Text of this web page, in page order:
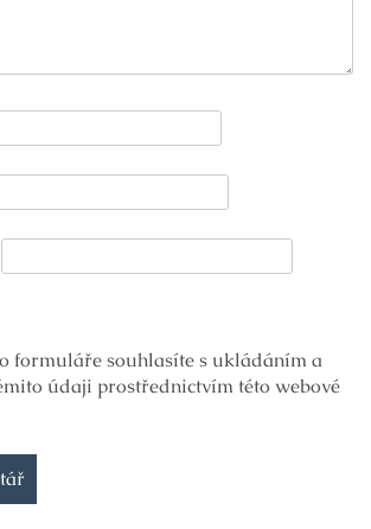
formuláře souhlasíte s ukládáním a
údaji prostřednictvím této webové